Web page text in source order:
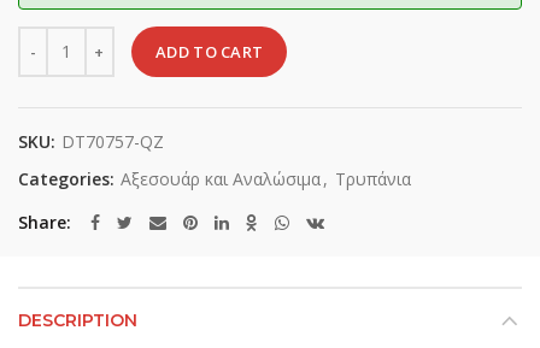
ADD TO CART
SKU: DT70757-QZ
Categories: Αξεσουάρ και Αναλώσιμα, Τρυπάνια
Share
DESCRIPTION